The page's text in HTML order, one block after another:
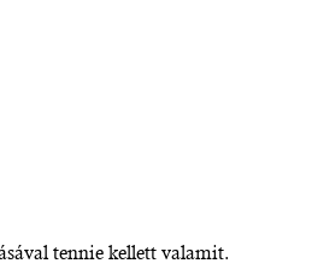
tennie kellett valamit.